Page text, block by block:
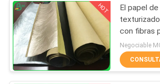
RECORRIDO
POR
LA
FÁBRICA
impresión offset
papel
HOT
El papel
con fibras
plantas
0.55m m
Negociable